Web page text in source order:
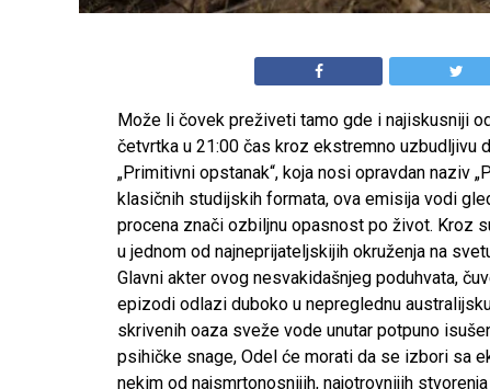
Može li čovek preživeti tamo gde i najiskusniji
četvrtka u 21:00 čas kroz ekstremno uzbudljivu
„Primitivni opstanak“, koja nosi opravdan naziv
klasičnih studijskih formata, ova emisija vodi
procena znači ozbiljnu opasnost po život. Kroz
u jednom od najneprijateljskijih okruženja na
Glavni akter ovog nesvakidašnjeg poduhvata,
epizodi odlazi duboko u nepreglednu
skrivenih oaza sveže vode unutar potpuno
psihičke snage, Odel će morati da se izbori sa
nekim od najsmrtonosnijih, najotrovnijih